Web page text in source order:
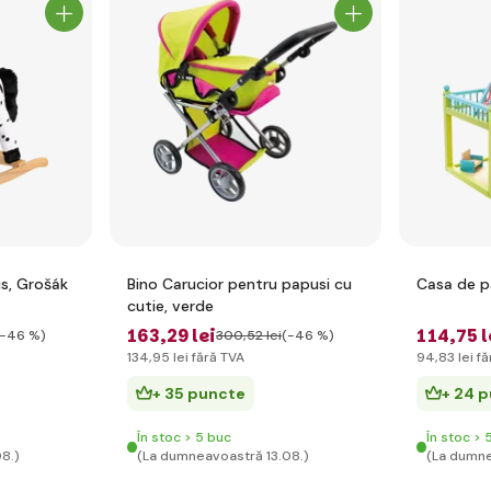
Grošák
46 %)
Bino Carucior pentru papusi cu
cutie, verde
163,29 lei300,52 lei(-46 %)
134,95 lei fără TVA
+ 35 puncte
În stoc > 5 buc
(La dumneavoastră 13.08.)
Casa de
114,75
94,83 lei
+ 24
În stoc >
(La